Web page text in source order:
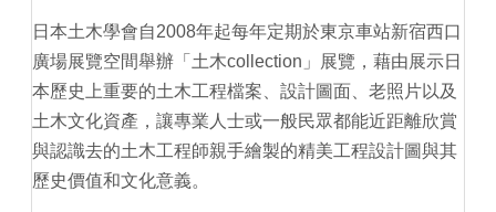
日本土木學會自2008年起每年定期於東京車站新宿西口
廣場展覽空間舉辦「土木collection」展覽，藉由展示日
本歷史上重要的土木工程檔案、設計圖面、老照片以及
土木文化資產，讓專業人士或一般民眾都能近距離欣賞
與認識去的土木工程師親手繪製的精美工程設計圖與其
歷史價值和文化意義。